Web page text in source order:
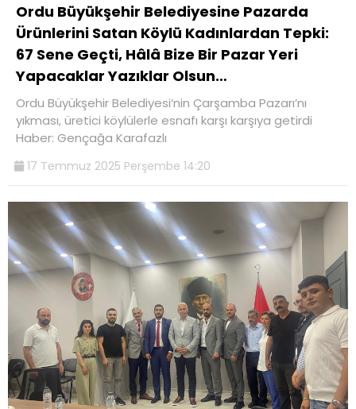
Ordu Büyükşehir Belediyesine Pazarda
Ürünlerini Satan Köylü Kadınlardan Tepki:
67 Sene Geçti, Hâlâ Bize Bir Pazar Yeri
Yapacaklar Yazıklar Olsun…
Ordu Büyükşehir Belediyesi’nin Çarşamba Pazarı’nı
yıkması, üretici köylülerle esnafı karşı karşıya getirdi
Haber: Gençağa Karafazlı
17 Temmuz 2025 Perşembe 14:20